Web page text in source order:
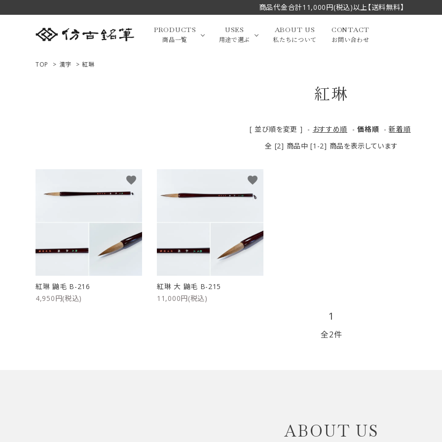
商品代金合計11,000円(税込)以上【送料無料】
PRODUCTS
商品一覧
大中筆（半切・条幅以
小筆
限定品・セット品
USES
用途で選ぶ
漢字
写経・御朱印 画筆・絵てがみ
贈り物（限定セット） 洗浄剤・その他
リップブラシ
ABOUT US
私たちについて
CONTACT
お問い合わせ
用途で選ぶ
特定商取引法について
TOP > 漢字 > 紅琳
紅琳
[ 並び順を変更 ] - おすすめ順 -価格順 -新着順
全 [2] 商品中 [1-2] 商品を表示しています
紅琳 鼬毛 B-216
4,950円(税込)
favorite
紅琳 大 鼬毛 B-215
11,000円(税込)
favorite
1
全2件
ABOUT US